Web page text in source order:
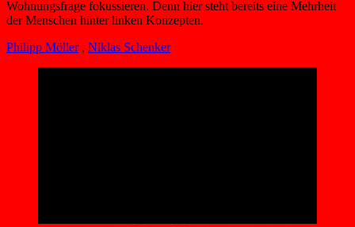
Wohnungsfrage fokussieren. Denn hier steht bereits eine Mehrheit
der Menschen hinter linken Konzepten.
Philipp Möller , Niklas Schenker